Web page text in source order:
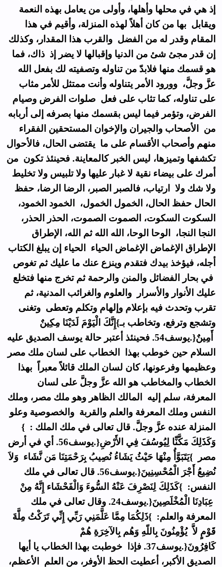
إذ هي في محلها وأهلها، وأولى من يعامل بهذه النعمة
ويقابل بها من كان أهلاً لهذه المنزلة، وأقيم في هذا
المقام وقدر له من الفضل والقرب هذا المقدار، وكذلك
إن قدر مجئ شئ من الدنيا وإقبالها لا يضر إذ ذاك، فما
هو قسمك منها فلابدّ من تناوله وتصفيته لك بفعل الله
عزَّ وجلَّ، وورود الأمر يتناوله وأنت ممتثل للأمر مثاب
على تناوله، كما تثاب على فعل صلوات الفرض وصيام
الفرض، وتؤمر فيما ليس بقسمك منها بصرفه إلى أربابه
من الأصحاب والجيران والإخوان المستحقين الفقراء
منهم وأصحاب الأقسام على ما يقتضى الحال، فالأحوال
تكشفها وتميزها، ليس الخبر كالمعاينة. فحينئذ تكون من
أمرك على بيضاء نقية لا غبار عليها ولا تلبيس ولا تخليط
ولا شك ولا ارتياب، فالصبر الصبر، الرضا الرضا، حفظ
الحال حفظ الحال، الخمول الخمول، الخمود الخمود،
السكوت السكوت، الصموت الصموت، الحذر الحذر،
النجا النجا، الوحا الوحا، الله الله ثم الله، الإطراق
الإطراق الإغماض الإغماض الحياء الحياء إن يبلغ الكتاب
أجله، فيؤخذ بيدك فتقدم وينزع عنك ما عليك ثم تغوص
في بحار الفضائل والمنن والرحمة ثم تخرج منها فتخلع
عليك الأنوار والأسرار والعلوم والغرائب المدنية، ثم
تقرب وتحدث فيه بإعلام وإلهام وتكلم وتعطى وتغنى
وتشجع وترفع، وتخاطب بـ}إِنَّكَ الْيَوْمَ لَدَيْنَا مِكِينٌ
أَمِينٌ{.يوسف54. فحينئذ أعتبر حالة يوسف الصديق عليه
السلام حين خوطب بهذا الخطاب على لسان ملك مصر
وعظيمها وفرعونها، كان لسان الملك قائلاً معبراً بهذا
الخطاب والمخاطب هو الله عزَّ وجلَّ على لسان
المعرفة، سلم إليه المالك الظاهر وهو ملك مصر، وملك
النفس وملك المعرفة والعلم والقربة والخصوصية وعلو
المنزلة عنده عزَّ وجلَّ. قال تعالى في ملك الملك : }
وَكَذَلِكَ مَكَّنِّا لِيُوسُفَ فِي الأَرْضِ{.يوسف56. أي في أرض
مصر }يَتَبَوَّأُ مِنْهَا حَيْثُ يَشَاءُ نُصِيبُ بِرَحْمَتِنَا مَن نَّشَاء وَلاَ
نُضِيعُ أَجْرَ الْمُحْسِنِينَ{.يوسف56. قال تعالى في ملك
النفس: }كَذَلِكَ لِنَصْرِفَ عَنْهُ السُّوءَ وَالْفَحْشَاء إِنَّهُ مِنْ
عِبَادِنَا الْمُخْلَصِينَ{.يوسف24. وقال تعالى في ملك
المعرفة والعلم: }ذَلِكُمَا مِمَّا عَلَّمَنِي رَبِّي إِنِّي تَرَكْتُ مِلَّةَ
قَوْمٍ لاَّ يُؤْمِنُونَ بِاللّهِ وَهُم بِالآخِرَةِ هُمْ
كَافِرُونَ{.يوسف37. فإذا خوطبت بهذا الخطاب يا أيها
الصديق الأكبر، أعطيت الحظ الأوفر، من العلم الأعظم،